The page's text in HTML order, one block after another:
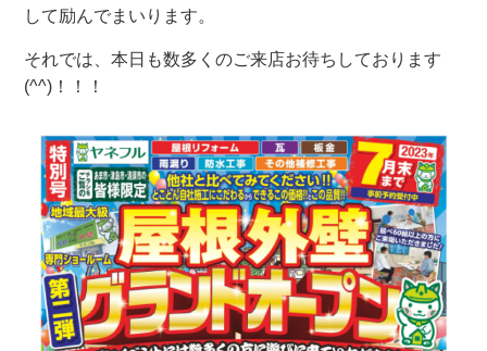
して励んでまいります。
それでは、本日も数多くのご来店お待ちしております
(^^)！！！